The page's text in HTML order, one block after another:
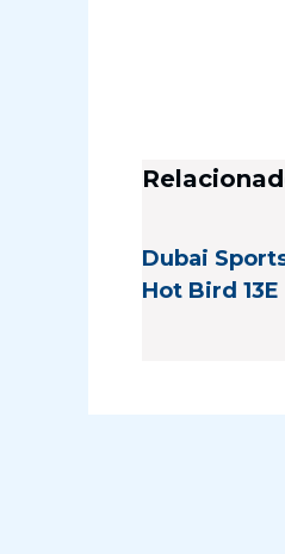
Dubai
Hot Bird 13E